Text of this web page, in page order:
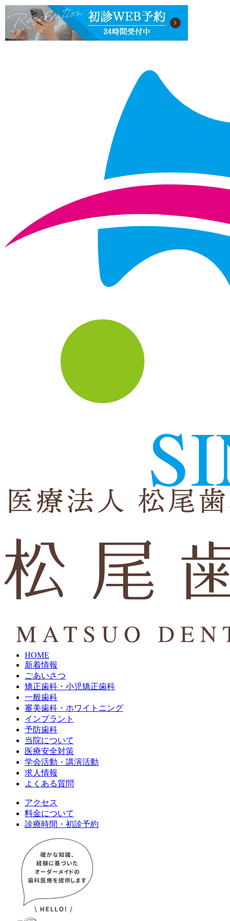
HOME
新着情報
ごあいさつ
矯正歯科・小児矯正歯科
一般歯科
審美歯科・ホワイトニング
インプラント
予防歯科
当院について
医療安全対策
学会活動・講演活動
求人情報
よくある質問
アクセス
料金について
診療時間・初診予約